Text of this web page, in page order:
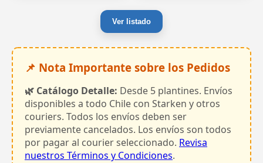
Ver listado
📌 Nota Importante sobre los Pedidos
🌿 Catálogo Detalle: Desde 5 plantines. Envíos
disponibles a todo Chile con Starken y otros
couriers. Todos los envíos deben ser
previamente cancelados. Los envíos son todos
por pagar al courier seleccionado. Revisa
nuestros Términos y Condiciones.